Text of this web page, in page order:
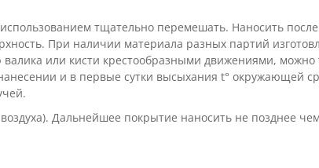
тщательно перемешать. Наносить
При наличии материала разных партий
или кисти крестообразными движениями, можно
и в первые сутки высыхания t° окружающей
Дальнейшее покрытие наносить не позднее